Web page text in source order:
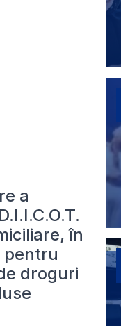
a
în
pentru
droguri